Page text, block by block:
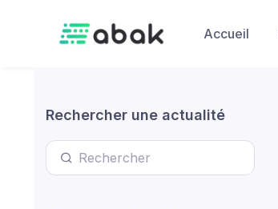
Accueil
Rechercher une actualité